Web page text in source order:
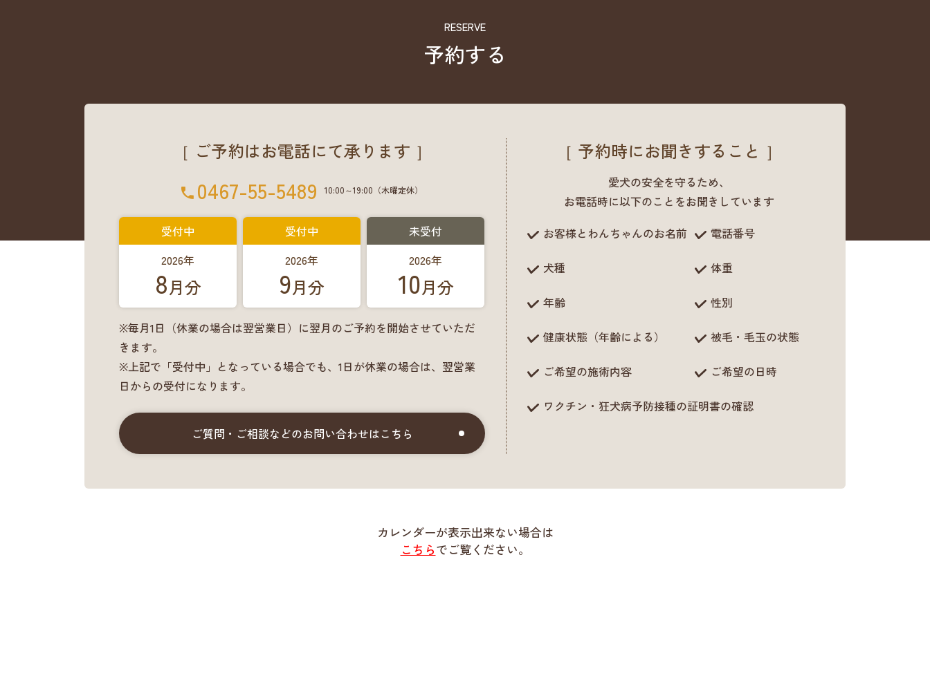
RESERVE
予約する
［ ご予約はお電話にて承ります ］
0467-55-5489 10:00～19:00（木曜定休）
受付中
2026年
8月分
受付中
2026年
9月分
未受付
2026年
10月分
※毎月1日（休業の場合は翌営業日）に翌月のご予約を開始させていただ
きます。
※上記で「受付中」となっている場合でも、1日が休業の場合は、翌営業
日からの受付になります。
ご質問・ご相談などのお問い合わせはこちら
［ 予約時にお聞きすること ］
愛犬の安全を守るため、
お電話時に以下のことをお聞きしています
お客様とわんちゃんのお名前
電話番号
犬種 体重
年齢 性別
健康状態（年齢による） 被毛・毛玉の状態
ご希望の施術内容 ご希望の日時
ワクチン・狂犬病予防接種の証明書の確認
カレンダーが表示出来ない場合は
こちらでご覧ください。